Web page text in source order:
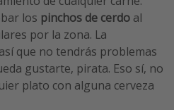
los pinchos de cerdo al
por la zona. La
que no tendrás problemas
gustarte, pirata. Eso sí, no
plato con alguna cerveza